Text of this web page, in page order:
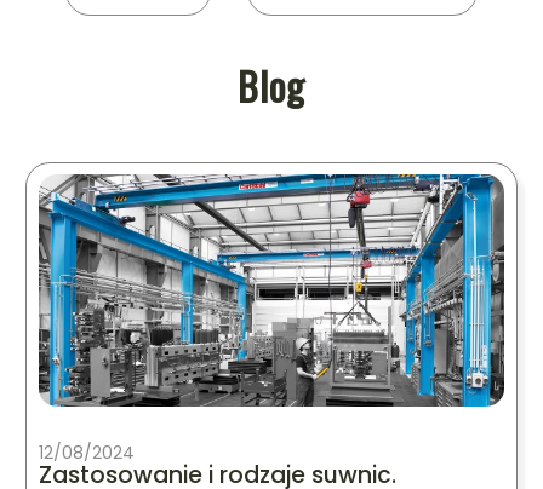
Blog
12/08/2024
Zastosowanie i rodzaje suwnic.